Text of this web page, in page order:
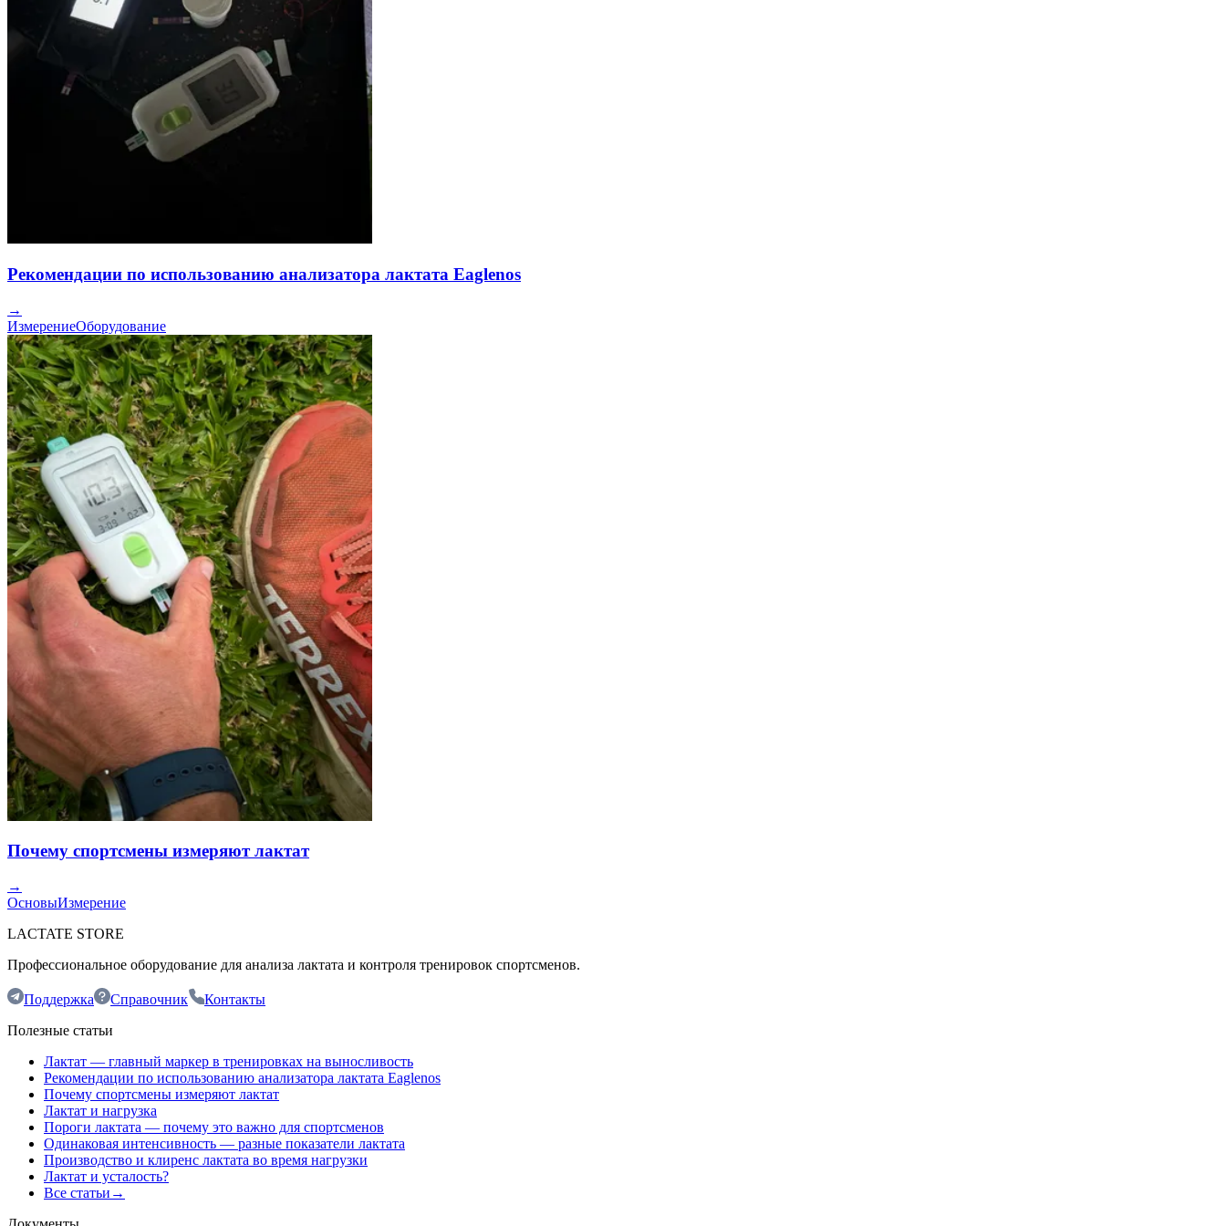
Рекомендации по использованию анализатора лактата Eaglenos
→
ИзмерениеОборудование
Почему спортсмены измеряют лактат
→
ОсновыИзмерение
LACTATE STORE
Профессиональное оборудование для анализа лактата и контроля тренировок спортсменов.
Поддержка Справочник
Контакты
Полезные статьи
Лактат — главный маркер в тренировках на выносливость
Рекомендации по использованию анализатора лактата Eaglenos
Почему спортсмены измеряют лактат
Лактат и нагрузка
Пороги лактата — почему это важно для спортсменов
Одинаковая интенсивность — разные показатели лактата
Производство и клиренс лактата во время нагрузки
Лактат и усталость?
Все статьи →